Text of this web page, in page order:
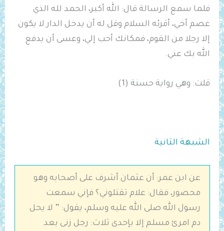
فلما سمع الرسالة قال: الله أكبر، الحمد لله الذي
عصم أخي، أقرئه السلام وقل له أن يدخل الدار لا يكون
إلا رجلا من القوم، فمكانك أحب إلي، وعسى أن يدفع
الله بك عني.
قلت: وهي رواية حسنة (1)
الشبهة الثانية
عن ابن عمر: أن عثمان أشرف على ‌أصحابه وهو
‌محصور، فقال: علام ‌تقتلوني؟ فإني سمعت
رسول الله صلى الله عليه وسلم، يقول: ” لا يحل
دم امرئ مسلم إلا بإحدى ثلاث: رجل زنى بعد